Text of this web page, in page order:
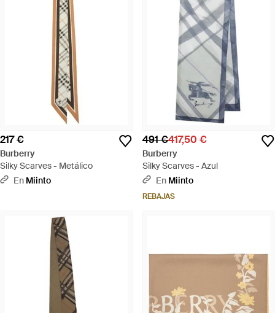
217 €
Burberry
Silky Scarves - Metálico
En Miinto
491 €417,50 €
Burberry
Silky Scarves - Azul
En Miinto
REBAJAS